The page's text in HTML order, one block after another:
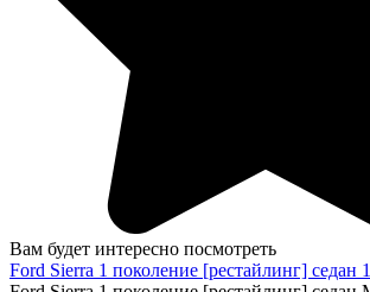
Вам будет интересно посмотреть
Ford Sierra 1 поколение [рестайлинг] седан